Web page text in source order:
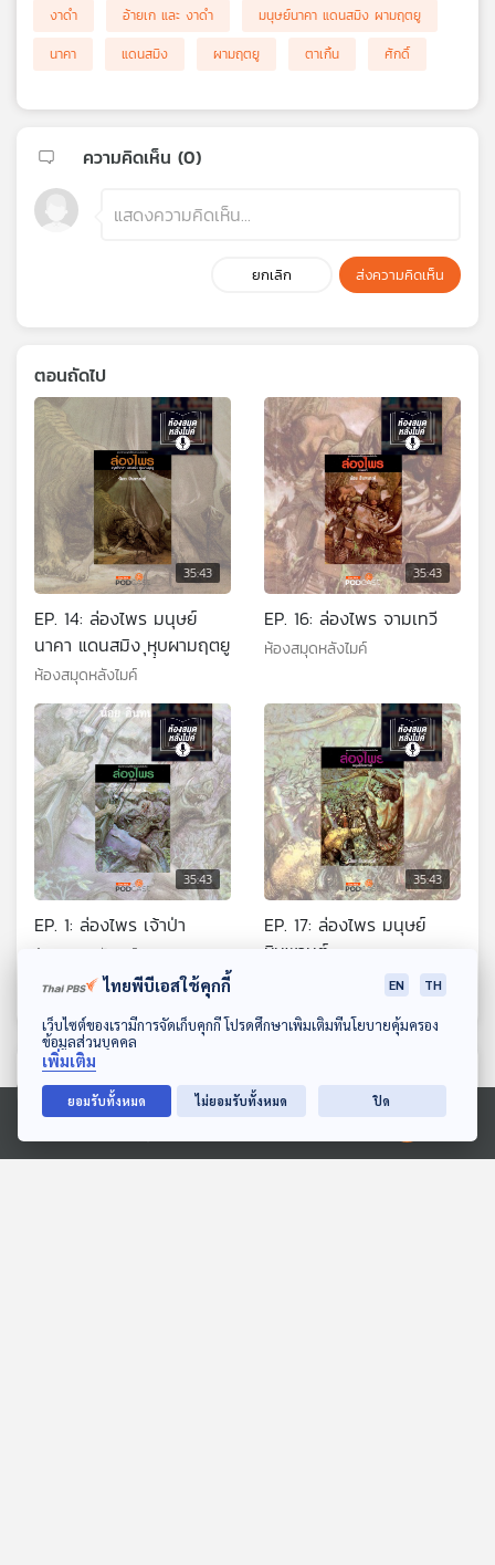
ดาวน์โหลด Thai PBS Podcast Application
Ⓒ 2020 องค์การกระจายเสียงและแพร่ภาพสาธารณะแห่งประเทศไทย
งาดำ
อ้ายเก และ งาดำ
มนุษย์นาคา แดนสมิง ผามฤตยู
นาคา
แดนสมิง ผามฤตยู ตาเกิ้น ศักดิ์
ความคิดเห็น (0)
ยกเลิก ส่งความคิดเห็น
ตอนถัดไป
35:43
EP. 14: ล่องไพร มนุษย์
นาคา แดนสมิง ุหุุบผามฤตยู
ห้องสมุดหลังไมค์
35:43
EP. 16: ล่องไพร จามเทวี
ห้องสมุดหลังไมค์
35:43
EP. 1: ล่องไพร เจ้าป่า
ห้องสมุดหลังไมค์
35:43
EP. 17: ล่องไพร มนุษย์
หิมพานต์
ตอนที่เกี่ยวข้อง
ไทยพีบีเอสใช้คุกกี้ EN TH
เว็บไซต์ของเรามีการจัดเก็บคุกกี้ โปรดศึกษาเพิ่มเติมที่นโยบายคุ้มครอง
ข้อมูลส่วนบุคคล
เพิ่มเติม
ยอมรับทั้งหมด ไม่ยอมรับทั้งหมด ปิด